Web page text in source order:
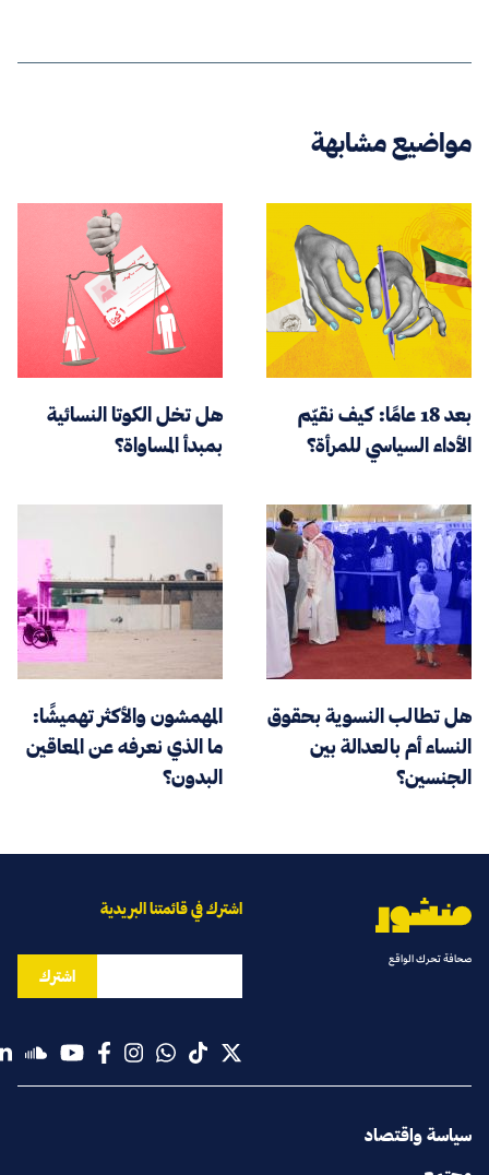
مواضيع مشابهة
بعد 18 عامًا: كيف نقيّم
الأداء السياسي للمرأة؟
هل تخل الكوتا النسائية
بمبدأ المساواة؟
هل تطالب النسوية بحقوق
النساء أم بالعدالة بين
الجنسين؟
المهمشون والأكثر تهميشًا:
ما الذي نعرفه عن المعاقين
البدون؟
صحافة تحرك الواقع
سياسة واقتصاد
اشترك في قائمتنا البريدية
اشترك